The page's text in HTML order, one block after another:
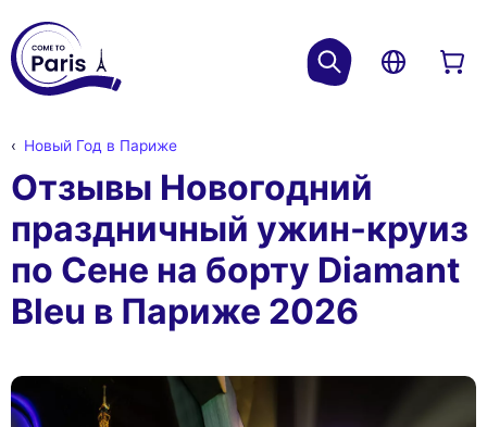
Новый Год в Париже
Отзывы Новогодний
праздничный ужин-круиз
по Сене на борту Diamant
Bleu в Париже 2026